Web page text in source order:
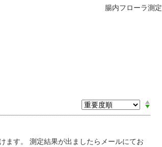
腸内フローラ測定
ます。 測定結果が出ましたらメールにてお